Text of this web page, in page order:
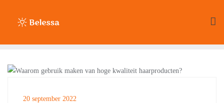
inhoud
20 september 2022